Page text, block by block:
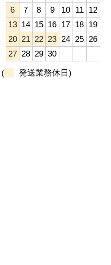
6
7 8 9 10 11
12
13 14 15 16 17 18 19
20 21 22 23 24 25 26
27 28 29 30
( 発送業務休日)